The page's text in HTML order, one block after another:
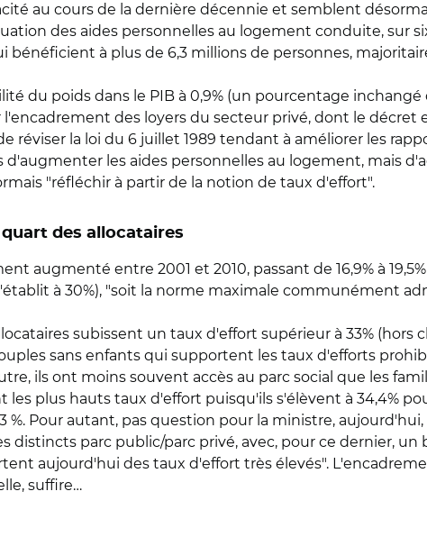
au cours de la dernière décennie et semblent
des aides personnelles au logement conduite, sur
bénéficient à plus de 6,3 millions de personnes,
du poids dans le PIB à 0,9% (un pourcentage inchangé
des loyers du secteur privé, dont le décret
réviser la loi du 6 juillet 1989 tendant à améliorer les
les aides personnelles au logement, mais
"réfléchir à partir de la notion de taux d'effort".
des allocataires
augmenté entre 2001 et 2010, passant de 16,9% à
à 30%), "soit la norme maximale communément
subissent un taux d'effort supérieur à 33% (hors
sans enfants qui supportent les taux d'efforts
ils ont moins souvent accès au parc social que les
plus hauts taux d'effort puisqu'ils s'élèvent à 34,4%
%. Pour autant, pas question pour la ministre,
distincts parc public/parc privé, avec, pour ce dernier,
aujourd'hui des taux d'effort très élevés".
suffire…